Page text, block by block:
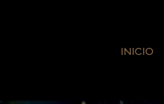
INICIO